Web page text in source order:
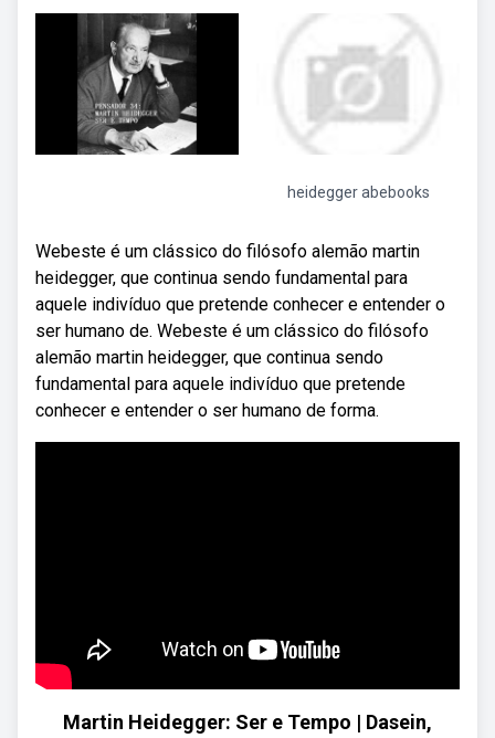
heidegger abebooks
Webeste é um clássico do filósofo alemão martin
heidegger, que continua sendo fundamental para
aquele indivíduo que pretende conhecer e entender o
ser humano de. Webeste é um clássico do filósofo
alemão martin heidegger, que continua sendo
fundamental para aquele indivíduo que pretende
conhecer e entender o ser humano de forma.
Martin Heidegger: Ser e Tempo | Dasein,